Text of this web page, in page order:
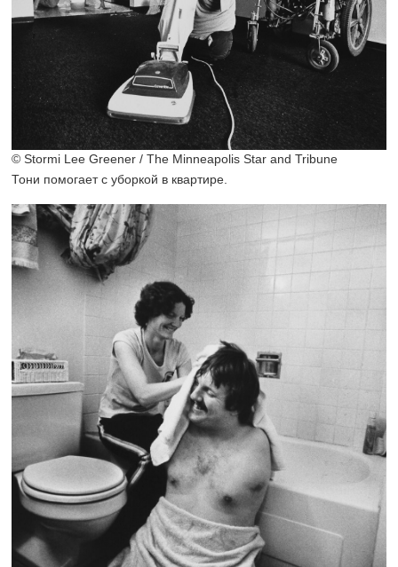
© Stormi Lee Greener / The Minneapolis Star and Tribune
Тони помогает с уборкой в квартире.